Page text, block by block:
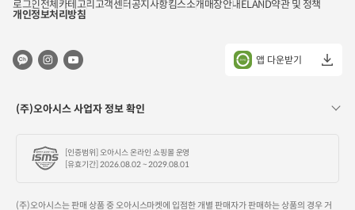
로그인전체카테고리고객센터공지사항킴스소개매장안내ELAND약관 및 정책
개인정보처리방침
앱 다운받기
(주)오아시스 사업자 정보 확인
[인증범위] 오아시스 온라인 쇼핑몰 운영
[유효기간] 2026.08.02 ~ 2029.08.01
(주)오아시스는 판매 상품 중 오아시스마켓에 입점한 개별 판매자가 판매하는 상품의 경우 거